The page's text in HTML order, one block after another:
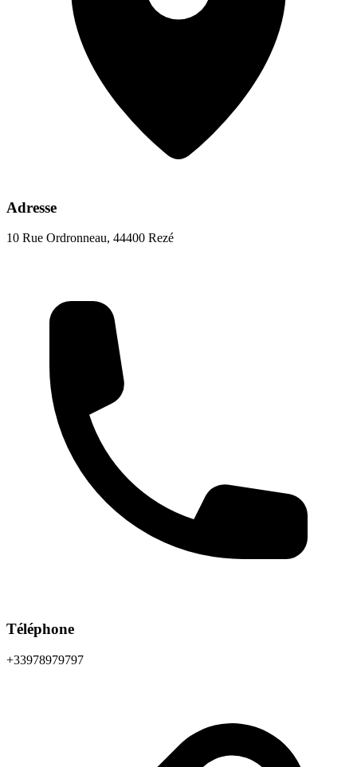
Adresse
10 Rue Ordronneau, 44400 Rezé
Téléphone
+33978979797